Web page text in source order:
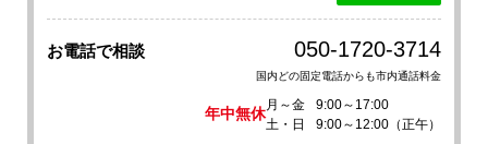
お電話で相談 050-1720-3714
国内どの固定電話からも市内通話料金
年中無休
月～金
9:00～17:00
土・日
9:00～12:00（正午）